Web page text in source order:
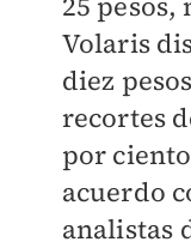
Volaris
diez
recortes
por
acuerdo
analistas